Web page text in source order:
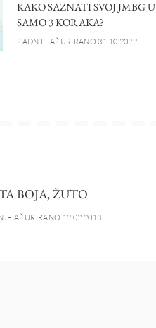
KAKO SAZNATI SVOJ JMBG U
SAMO 3 KORAKA?
ZADNJE AŽURIRANO 31.10.2022.
BOJA, ŽUTO
AŽURIRANO 12.02.2013.